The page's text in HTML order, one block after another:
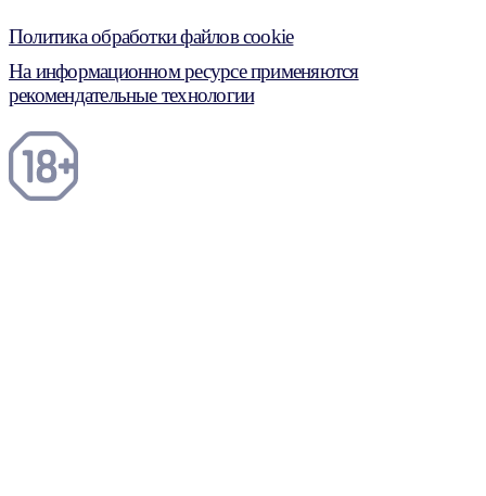
Политика обработки файлов cookie
На информационном ресурсе применяются
рекомендательные технологии